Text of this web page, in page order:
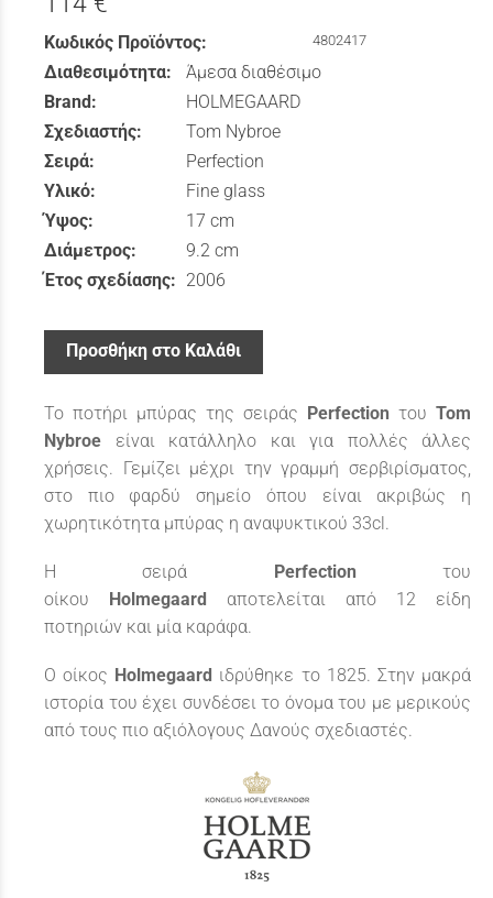
Κωδικός Προϊόντος: 4802417
Διαθεσιμότητα:
Άμεσα διαθέσιμο
Brand:
HOLMEGAARD
Σχεδιαστής:
Tom Nybroe
Σειρά:
Perfection
Υλικό:
Fine glass
Ύψος:
17 cm
Διάμετρος:
9.2 cm
Έτος σχεδίασης: 2006
Προσθήκη στο Καλάθι
Το ποτήρι μπύρας της σειράς Perfection του Tom
Nybroe
είναι κατάλληλο και για πολλές άλλες
χρήσεις. Γεμίζει μέχρι την γραμμή σερβιρίσματος,
στο πιο φαρδύ σημείο όπου είναι ακριβώς η
χωρητικότητα μπύρας η αναψυκτικού 33cl.
Η σειρά Perfection
του
οίκου
Holmegaard
αποτελείται από 12 είδη
ποτηριών και μία καράφα.
Ο οίκος Holmegaard ιδρύθηκε το 1825. Στην μακρά
ιστορία του έχει συνδέσει το όνομα του με μερικούς
από τους πιο αξιόλογους Δανούς σχεδιαστές.